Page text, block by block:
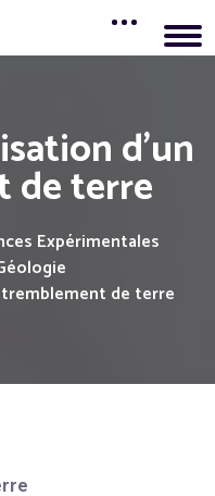
d'un
de terre
Expérimentales
de terre